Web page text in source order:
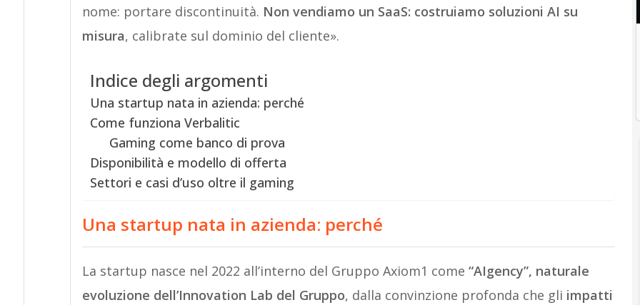
nome: portare discontinuità. Non vendiamo un SaaS: costruiamo soluzioni AI su
misura, calibrate sul dominio del cliente».
Indice degli argomenti
Una startup nata in azienda: perché
Come funziona Verbalitic
Gaming come banco di prova
Disponibilità e modello di offerta
Settori e casi d’uso oltre il gaming
Una startup nata in azienda: perché
La startup nasce nel 2022 all’interno del Gruppo Axiom1 come “AIgency”, naturale
evoluzione dell’Innovation Lab del Gruppo, dalla convinzione profonda che gli impatti